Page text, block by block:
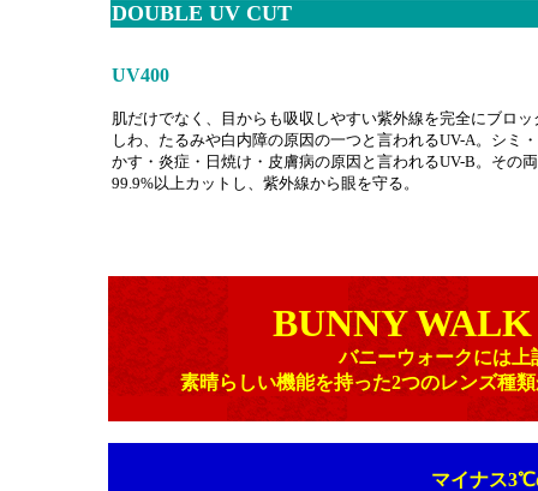
DOUBLE UV CUT
UV400
肌だけでなく、目からも吸収しやすい紫外線を完全にブロッ
しわ、たるみや白内障の原因の一つと言われるUV-A。シミ
かす・炎症・日焼け・皮膚病の原因と言われるUV-B。その
99.9%以上カットし、紫外線から眼を守る。
BUNNY
バニーウォークには
素晴らしい機能を持った2つのレンズ種
マイナス3℃